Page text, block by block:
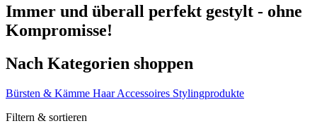
Immer und überall perfekt gestylt - ohne
Kompromisse!
Nach Kategorien shoppen
Bürsten & Kämme Haar Accessoires Stylingprodukte
Filtern & sortieren